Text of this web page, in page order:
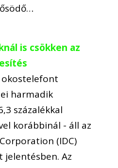
is csökken az
okostelefont
harmadik
százalékkal
korábbinál - áll az
(IDC)
Az